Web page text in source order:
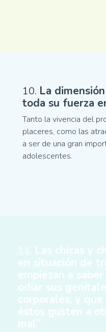
10. La
toda su fuerza
Tanto la vivencia del
placeres, como las
a ser de una gran
adolescentes.
11. Las chicas y
en situación de
empiezan a
odiar sus
corporales; y
éstos gusten a
mal”